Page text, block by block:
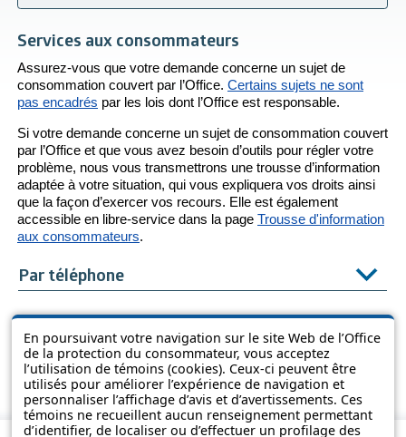
En poursuivant votre navigation sur le site Web de l’Office
de la protection du consommateur, vous acceptez
l’utilisation de témoins (cookies). Ceux-ci peuvent être
utilisés pour améliorer l’expérience de navigation et
personnaliser l’affichage d’avis et d’avertissements. Ces
témoins ne recueillent aucun renseignement permettant
d’identifier, de localiser ou d’effectuer un profilage des
Services aux consommateurs
Assurez-vous que votre demande concerne un sujet de
consommation couvert par l’Office. Certains sujets ne sont
pas encadrés par les lois dont l’Office est responsable.
Si votre demande concerne un sujet de consommation couvert
par l’Office et que vous avez besoin d’outils pour régler votre
problème, nous vous transmettrons une trousse d’information
adaptée à votre situation, qui vous expliquera vos droits ainsi
que la façon d’exercer vos recours. Elle est également
accessible en libre-service dans la page Trousse d'information
aux consommateurs.
Par téléphone
Par voie électronique
À nos bureaux